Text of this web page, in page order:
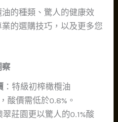
的種類、驚人的健康效
的選購技巧，以及更多您
察
：特級初榨橄欖油
酸價需低於0.8%。
莊園更以驚人的0.1%酸